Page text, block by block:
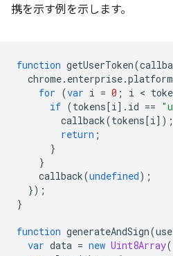
携を示す例を示します。
function getUserToken(
chrome. enterprise.
for (var i = 0 ; i <
if (tokens[i]. id ==
callback(tokens[i]);
return ;
}
}
callback(undefined);
});
}
function generateAndSign(
var data = new Uint8Array